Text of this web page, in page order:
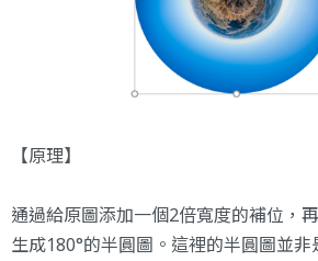
【原理】
通過給原圖添加一個2倍寬度的補位，
生成180°的半圓圖。這裡的半圓圖並